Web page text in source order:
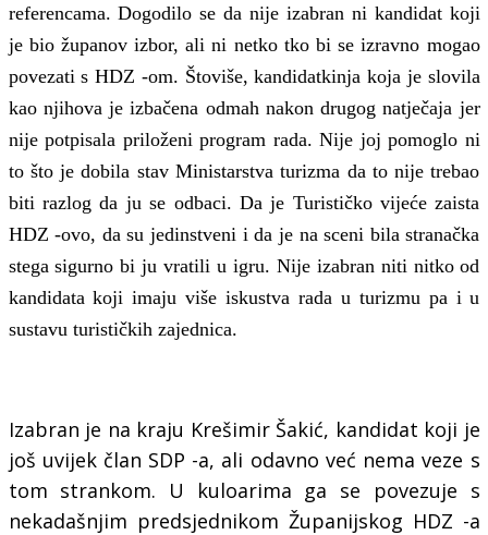
referencama. Dogodilo se da nije izabran ni kandidat koji
je bio županov izbor, ali ni netko tko bi se izravno mogao
povezati s HDZ -om. Štoviše, kandidatkinja koja je slovila
kao njihova je izbačena odmah nakon drugog natječaja jer
nije potpisala priloženi program rada. Nije joj pomoglo ni
to što je dobila stav Ministarstva turizma da to nije trebao
biti razlog da ju se odbaci. Da je Turističko vijeće zaista
HDZ -ovo, da su jedinstveni i da je na sceni bila stranačka
stega sigurno bi ju vratili u igru. Nije izabran niti nitko od
kandidata koji imaju više iskustva rada u turizmu pa i u
sustavu turističkih zajednica.
Izabran je na kraju Krešimir Šakić, kandidat koji je
još uvijek član SDP -a, ali odavno već nema veze s
tom strankom. U kuloarima ga se povezuje s
nekadašnjim predsjednikom Županijskog HDZ -a